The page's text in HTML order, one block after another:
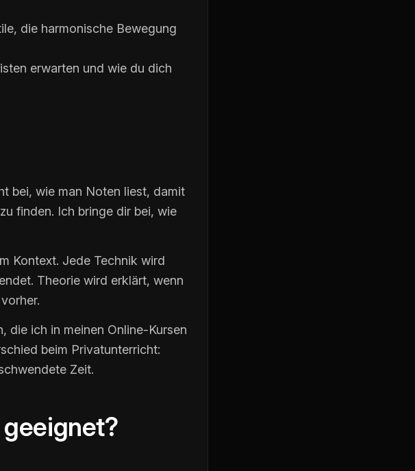
die harmonische Bewegung
erwarten und wie du dich
bei, wie man Noten liest, damit
finden. Ich bringe dir bei, wie
Kontext. Jede Technik wird
Theorie wird erklärt, wenn
die ich in meinen Online-Kursen
beim Privatunterricht:
Zeit.